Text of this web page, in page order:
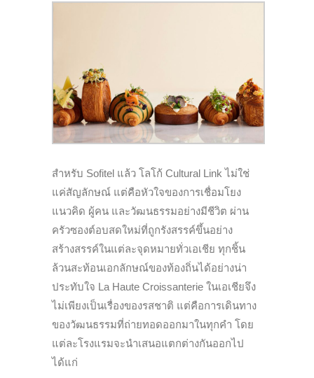
สำหรับ Sofitel แล้ว โลโก้ Cultural Link ไม่ใช่
แค่สัญลักษณ์ แต่คือหัวใจของการเชื่อมโยง
แนวคิด ผู้คน และวัฒนธรรมอย่างมีชีวิต ผ่าน
ครัวซองต์อบสดใหม่ที่ถูกรังสรรค์ขึ้นอย่าง
สร้างสรรค์ในแต่ละจุดหมายทั่วเอเชีย ทุกชิ้น
ล้วนสะท้อนเอกลักษณ์ของท้องถิ่นได้อย่างน่า
ประทับใจ La Haute Croissanterie ในเอเชียจึง
ไม่เพียงเป็นเรื่องของรสชาติ แต่คือการเดินทาง
ของวัฒนธรรมที่ถ่ายทอดออกมาในทุกคำ โดย
แต่ละโรงแรมจะนำเสนอแตกต่างกันออกไป
ได้แก่